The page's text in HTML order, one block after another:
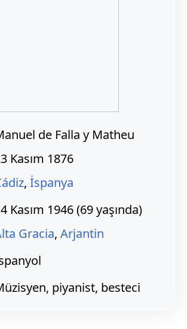
de Falla y Matheu
Kasım 1876
, İspanya
Kasım 1946 (69 yaşında)
Gracia, Arjantin
piyanist, besteci